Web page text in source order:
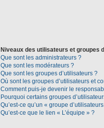
Niveaux des utilisateurs et groupes
Que sont les administrateurs ?
Que sont les modérateurs ?
Que sont les groupes d’utilisateurs ?
Où sont les groupes d’utilisateurs et
Comment puis-je devenir le
Pourquoi certains groupes
Qu’est-ce qu’un « groupe
Qu’est-ce que le lien « L’équipe » ?